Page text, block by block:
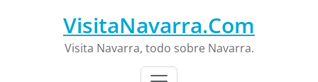
VisitaNavarra.Com
Visita Navarra, todo sobre Navarra.